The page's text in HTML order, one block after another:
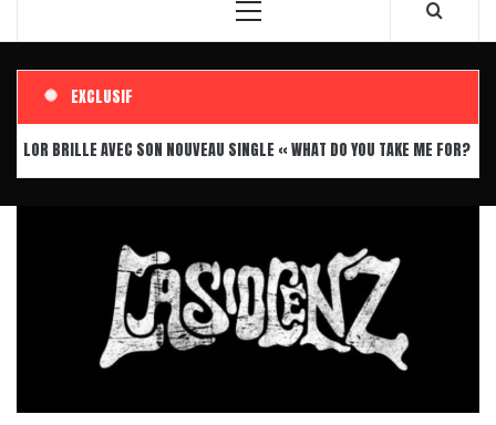
Menu
EXCLUSIF
BRILLE AVEC SON NOUVEAU SINGLE « WHAT DO YOU TAKE ME FOR? »